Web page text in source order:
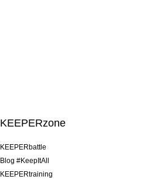
KEEPERzone
KEEPERbattle
Blog #KeepItAll
KEEPERtraining